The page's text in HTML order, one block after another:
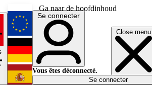
Ga naar de hoofdinhoud
Close menu
English
Deutsch
Se connecter
Vous êtes déconnecté.
Se connecter